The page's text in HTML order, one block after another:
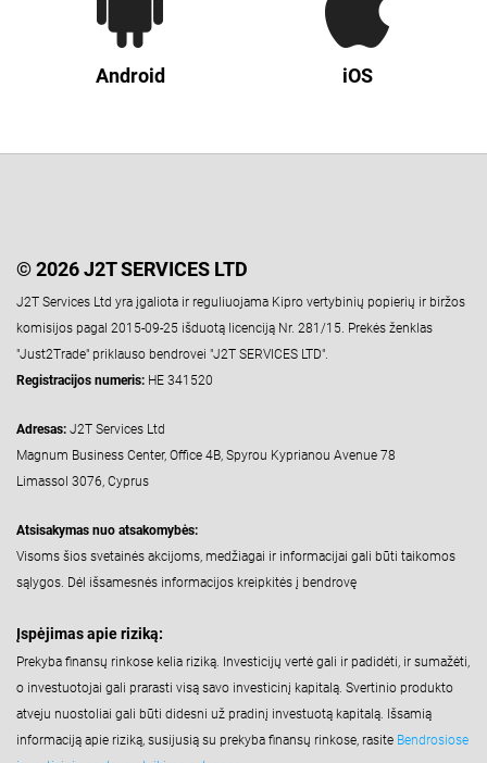
Android iOS
© 2026 J2T SERVICES LTD
J2T Services Ltd yra įgaliota ir reguliuojama Kipro vertybinių popierių ir biržos
komisijos pagal 2015-09-25 išduotą licenciją Nr. 281/15. Prekės ženklas
"Just2Trade" priklauso bendrovei "J2T SERVICES LTD".
Registracijos numeris: HE 341520
Adresas: J2T Services Ltd
Magnum Business Center, Office 4B, Spyrou Kyprianou Avenue 78
Limassol 3076, Cyprus
Atsisakymas nuo atsakomybės:
Visoms šios svetainės akcijoms, medžiagai ir informacijai gali būti taikomos
sąlygos. Dėl išsamesnės informacijos kreipkitės į bendrovę
Įspėjimas apie riziką:
Prekyba finansų rinkose kelia riziką. Investicijų vertė gali ir padidėti, ir sumažėti,
o investuotojai gali prarasti visą savo investicinį kapitalą. Svertinio produkto
atveju nuostoliai gali būti didesni už pradinį investuotą kapitalą. Išsamią
informaciją apie riziką, susijusią su prekyba finansų rinkose, rasite Bendrosiose